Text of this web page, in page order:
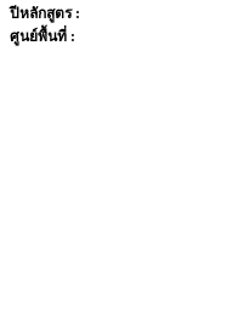
ปีหลักสูตร :
ศูนย์พื้นที่ :